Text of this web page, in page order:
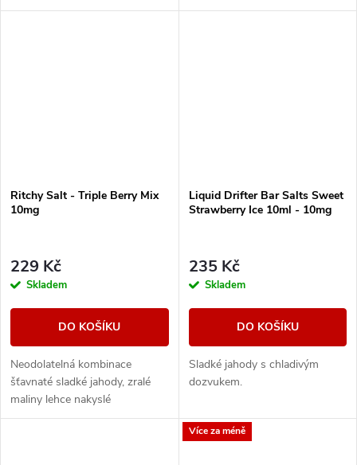
svěží ovocný koktejl pro celý
se spojují do perfektně
Ritchy Salt - Triple Berry Mix
10mg
229 Kč
Skladem
DO KOŠÍKU
Neodolatelná kombinace
šťavnaté sladké jahody, zralé
maliny lehce nakyslé
borůvky. Odvážný mix pro
Liquid Drifter Bar Salts Sweet
Strawberry Ice 10ml - 10mg
235 Kč
Skladem
DO KOŠÍKU
Sladké jahody s chladivým
dozvukem.
Více za méně